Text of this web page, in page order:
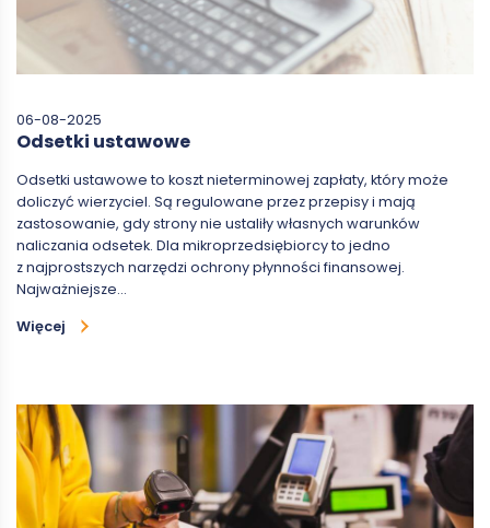
06-08-2025
Odsetki ustawowe
Odsetki ustawowe to koszt nieterminowej zapłaty, który może
doliczyć wierzyciel. Są regulowane przez przepisy i mają
zastosowanie, gdy strony nie ustaliły własnych warunków
naliczania odsetek. Dla mikroprzedsiębiorcy to jedno
z najprostszych narzędzi ochrony płynności finansowej.
Najważniejsze…
Więcej